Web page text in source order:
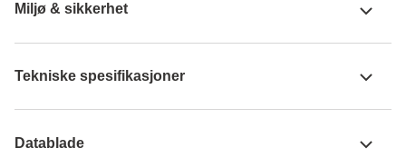
Miljø & sikkerhet
Tekniske spesifikasjoner
Datablade